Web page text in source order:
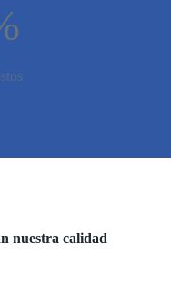
nuestra calidad